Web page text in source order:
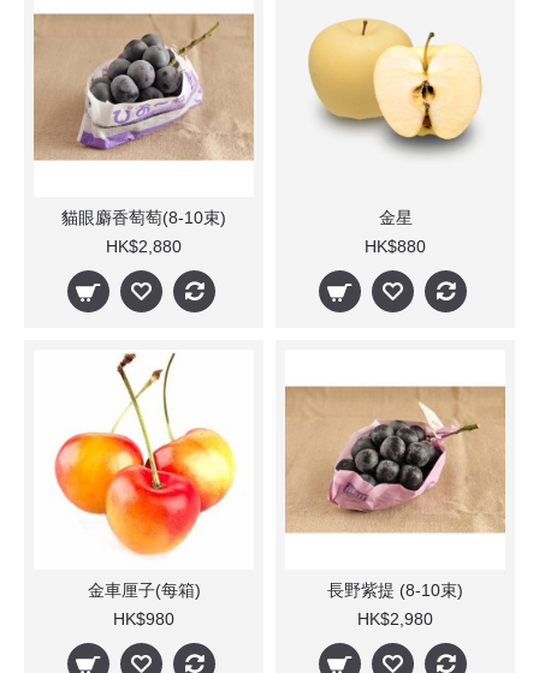
貓眼麝香萄萄(8-10束)
HK$2,880
金星
HK$880
金車厘子(每箱)
HK$980
長野紫提 (8-10束)
HK$2,980